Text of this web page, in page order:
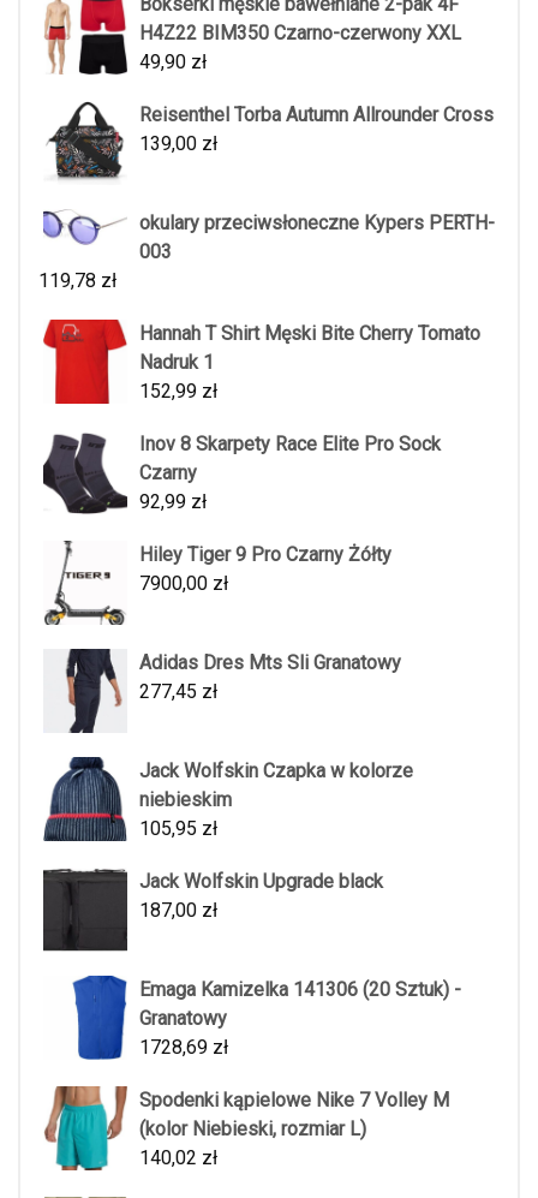
Bokserki męskie bawełniane 2-pak 4F
H4Z22 BIM350 Czarno-czerwony XXL
49,90 zł
Reisenthel Torba Autumn Allrounder Cross
139,00 zł
okulary przeciwsłoneczne Kypers PERTH-
003
119,78 zł
Hannah T Shirt Męski Bite Cherry Tomato
Nadruk 1
152,99 zł
Inov 8 Skarpety Race Elite Pro Sock
Czarny
92,99 zł
Hiley Tiger 9 Pro Czarny Żółty
7900,00 zł
Adidas Dres Mts Sli Granatowy
277,45 zł
Jack Wolfskin Czapka w kolorze
niebieskim
105,95 zł
Jack Wolfskin Upgrade black
187,00 zł
Emaga Kamizelka 141306 (20 Sztuk) -
Granatowy
1728,69 zł
Spodenki kąpielowe Nike 7 Volley M
(kolor Niebieski, rozmiar L)
140,02 zł